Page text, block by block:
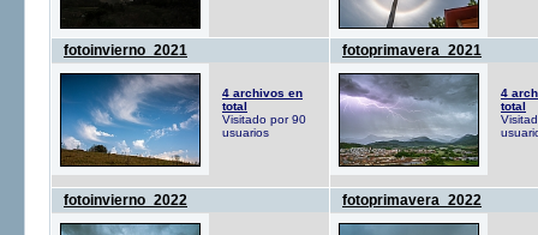
fotoinvierno_2021
4 archivos en
total
Visitado por 90
usuarios
fotoprimavera_2021
4
total
fotoinvierno_2022 fotoprimavera_2022